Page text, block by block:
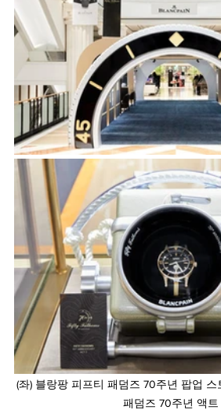
(좌) 블랑팡 피프티 패덤즈 70주년 팝업 스
패덤즈 70주년 액트